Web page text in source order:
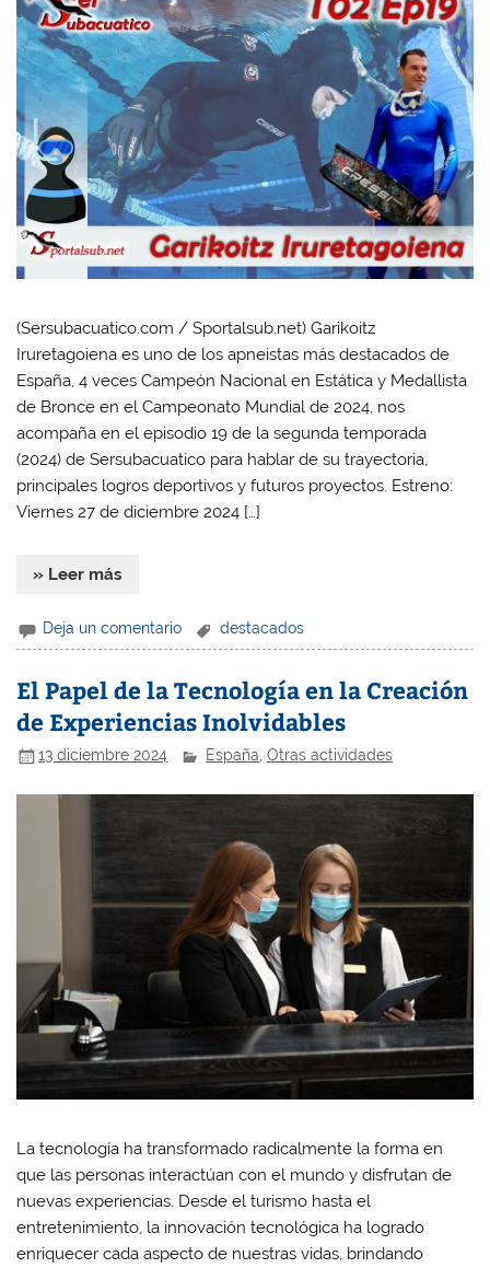
(Sersubacuatico.com / Sportalsub.net) Garikoitz
Iruretagoiena es uno de los apneistas más destacados de
España, 4 veces Campeón Nacional en Estática y Medallista
de Bronce en el Campeonato Mundial de 2024, nos
acompaña en el episodio 19 de la segunda temporada
(2024) de Sersubacuatico para hablar de su trayectoria,
principales logros deportivos y futuros proyectos. Estreno:
Viernes 27 de diciembre 2024 […]
» Leer más
Deja un comentario destacados
El Papel de la Tecnología en la Creación
de Experiencias Inolvidables
13 diciembre 2024 España,Otras actividades
La tecnología ha transformado radicalmente la forma en
que las personas interactúan con el mundo y disfrutan de
nuevas experiencias. Desde el turismo hasta el
entretenimiento, la innovación tecnológica ha logrado
enriquecer cada aspecto de nuestras vidas, brindando